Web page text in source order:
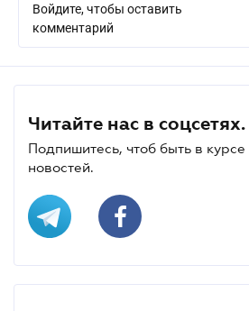
Войдите, чтобы оставить
комментарий
Читайте нас в соцсетях.
Подпишитесь, чтоб быть в
новостей.